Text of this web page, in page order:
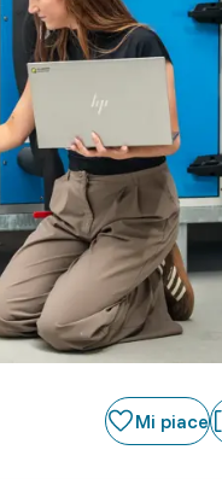
Mi piace